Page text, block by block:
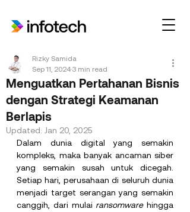
Menguatkan Pertahanan Bisnis
dengan Strategi Keamanan
Berlapis
Rizky Samida
Sep 11, 2024 3 min read
Updated: Jan 20, 2025
Dalam dunia digital yang semakin
kompleks, maka banyak ancaman siber
yang semakin susah untuk dicegah.
Setiap hari, perusahaan di seluruh dunia
menjadi target serangan yang semakin
canggih, dari mulai ransomware